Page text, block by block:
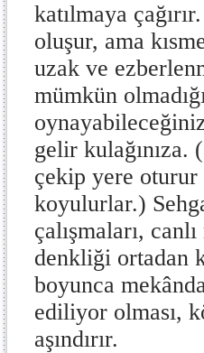
katılmaya
oluşur, ama
uzak ve
mümkün
gelir kulağınıza.
çekip yere
koyulurlar.)
çalışmaları,
denkliği ortadan
boyunca
ediliyor olması,
aşındırır.